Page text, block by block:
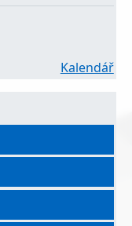
Kalendář